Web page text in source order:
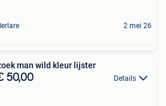
2 mei 26
man wild kleur lijster
50,00 Details